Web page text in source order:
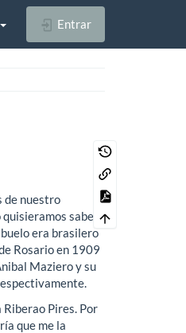
Entrar
de nuestro
saber
era brasilero
Rosario en 1909
Maziero y su
Pires. Por
que me la